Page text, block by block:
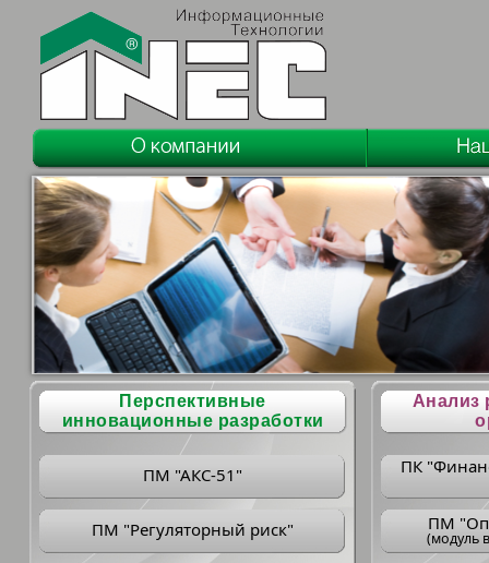
Перспективные
инновационные разработки
ПМ "АКС-51"
ПМ "Регуляторный риск"
Анализ
ПК
ПM
(модуль